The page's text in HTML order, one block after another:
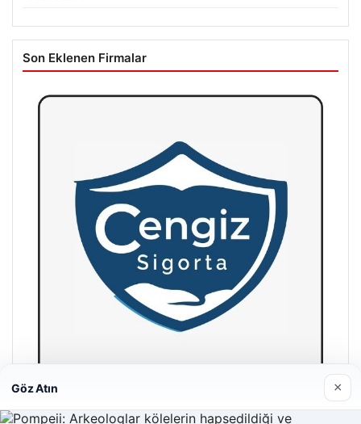
Son Eklenen Firmalar
Hastaş Beton
Göz Atın ×